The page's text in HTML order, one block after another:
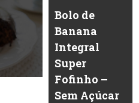
Bolo de
Banana
Integral
Super
Fofinho –
Sem Açúcar